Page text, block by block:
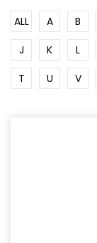
ALL A B
J
K L
T
U V